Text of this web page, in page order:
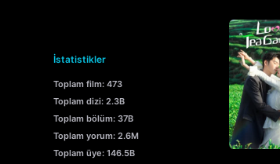
İstatistikler
Toplam film: 473
Toplam dizi: 2.3B
Toplam bölüm: 37B
Toplam yorum: 2.6M
Toplam üye: 146.5B